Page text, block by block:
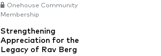
Onehouse Community
Membership
Strengthening
Appreciation for the
Legacy of Rav Berg